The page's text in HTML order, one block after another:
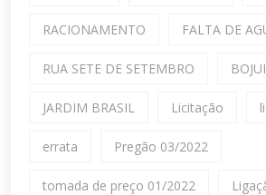
RACIONAMENTO FALTA DE
RUA SETE DE SETEMBRO BOJUI
JARDIM BRASIL Licitação
errata Pregão 03/2022
tomada de preço 01/2022